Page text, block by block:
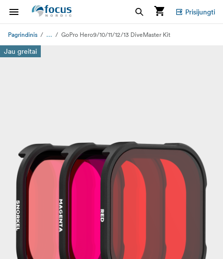
Prisijungti
Pagrindinis ... GoPro Hero9/10/11/12/13 DiveMaster Kit
Jau greitai